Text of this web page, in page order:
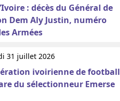
: décès du Général de
Dem Aly Justin, numéro
Armées
31 juillet 2026
ivoirienne de football
du sélectionneur Emerse